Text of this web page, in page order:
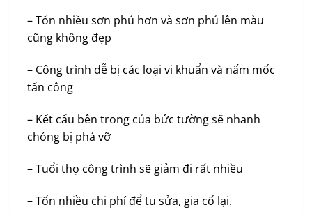
– Tốn nhiều sơn phủ hơn và sơn phủ lên màu
cũng không đẹp
– Công trình dễ bị các loại vi khuẩn và nấm mốc
tấn công
– Kết cấu bên trong của bức tường sẽ nhanh
chóng bị phá vỡ
– Tuổi thọ công trình sẽ giảm đi rất nhiều
– Tốn nhiều chi phí để tu sửa, gia cố lại.